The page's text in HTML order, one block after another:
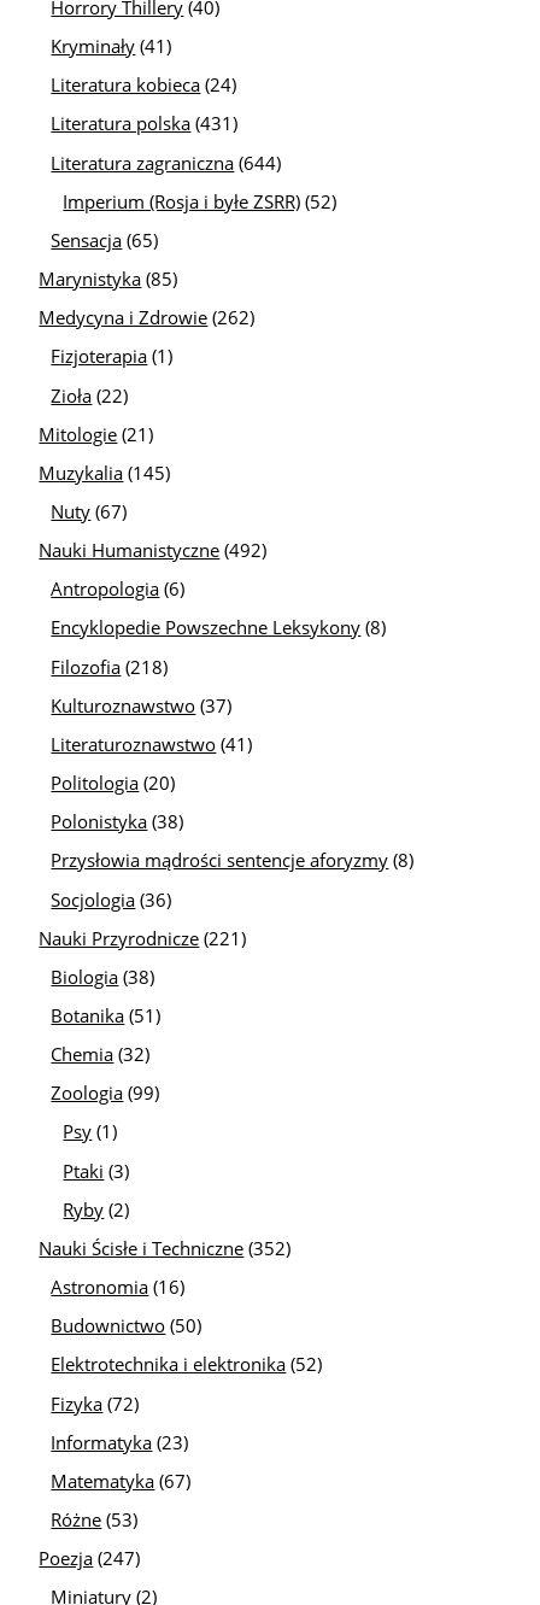
Horrory Thillery (40)
Kryminały (41)
Literatura kobieca (24)
Literatura polska (431)
Literatura zagraniczna (644)
Imperium (Rosja i byłe ZSRR) (52)
Sensacja (65)
Marynistyka (85)
Medycyna i Zdrowie (262)
Fizjoterapia (1)
Zioła (22)
Mitologie (21)
Muzykalia (145)
Nuty (67)
Nauki Humanistyczne (492)
Antropologia (6)
Encyklopedie Powszechne Leksykony (8)
Filozofia (218)
Kulturoznawstwo (37)
Literaturoznawstwo (41)
Politologia (20)
Polonistyka (38)
Przysłowia mądrości sentencje aforyzmy (8)
Socjologia (36)
Nauki Przyrodnicze (221)
Biologia (38)
Botanika (51)
Chemia (32)
Zoologia (99)
Psy (1)
Ptaki (3)
Ryby (2)
Nauki Ścisłe i Techniczne (352)
Astronomia (16)
Budownictwo (50)
Elektrotechnika i elektronika (52)
Fizyka (72)
Informatyka (23)
Matematyka (67)
Różne (53)
Poezja (247)
Miniatury (2)